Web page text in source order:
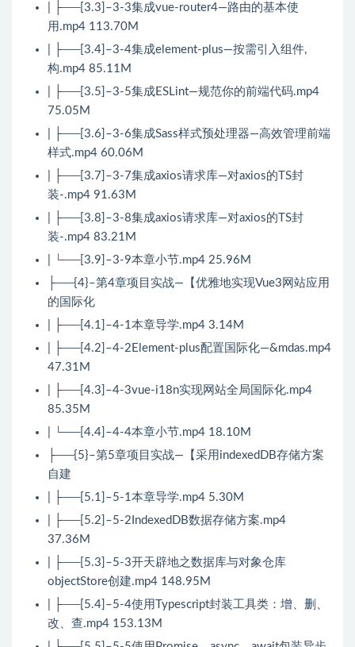
| ├──[3.3]–3-3集成vue-router4—路由的基本使
用.mp4 113.70M
| ├──[3.4]–3-4集成element-plus—按需引入组件,
构.mp4 85.11M
| ├──[3.5]–3-5集成ESLint—规范你的前端代码.mp4
75.05M
| ├──[3.6]–3-6集成Sass样式预处理器—高效管理前端
样式.mp4 60.06M
| ├──[3.7]–3-7集成axios请求库—对axios的TS封
装-.mp4 91.63M
| ├──[3.8]–3-8集成axios请求库—对axios的TS封
装-.mp4 83.21M
| └──[3.9]–3-9本章小节.mp4 25.96M
├──{4}–第4章项目实战—【优雅地实现Vue3网站应用
的国际化
| ├──[4.1]–4-1本章导学.mp4 3.14M
| ├──[4.2]–4-2Element-plus配置国际化—&mdas.mp4
47.31M
| ├──[4.3]–4-3vue-i18n实现网站全局国际化.mp4
85.35M
| └──[4.4]–4-4本章小节.mp4 18.10M
├──{5}–第5章项目实战—【采用indexedDB存储方案
自建
| ├──[5.1]–5-1本章导学.mp4 5.30M
| ├──[5.2]–5-2IndexedDB数据存储方案.mp4
37.36M
| ├──[5.3]–5-3开天辟地之数据库与对象仓库
objectStore创建.mp4 148.95M
| ├──[5.4]–5-4使用Typescript封装工具类：增、删、
改、查.mp4 153.13M